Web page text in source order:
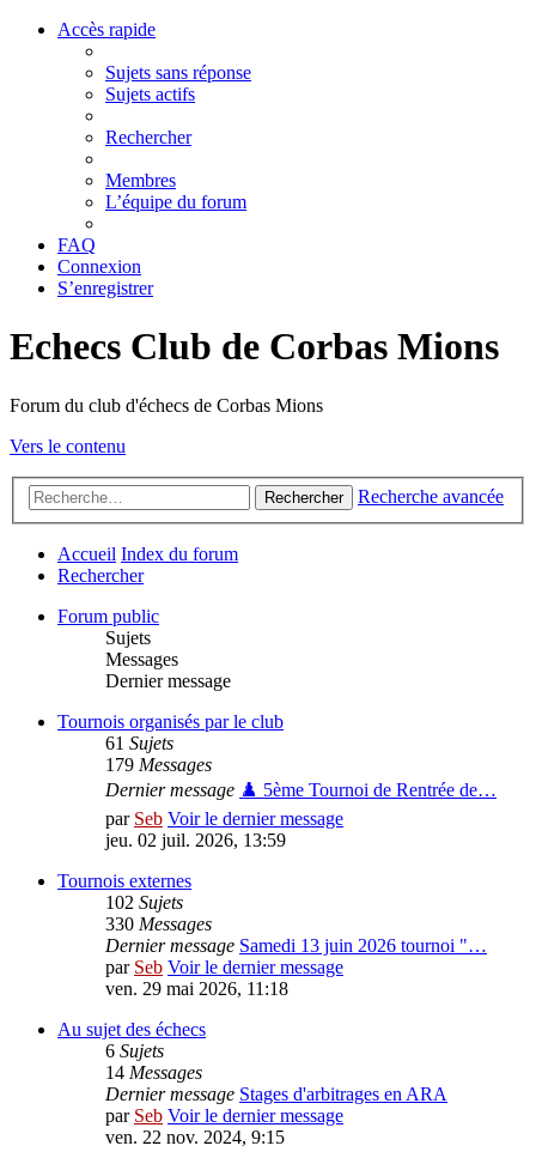
Accès rapide
Sujets sans réponse
Sujets actifs
Rechercher
Membres
L’équipe du forum
FAQ
Connexion
S’enregistrer
Echecs Club de Corbas Mions
Forum du club d'échecs de Corbas Mions
Vers le contenu
Rechercher Recherche avancée
Accueil Index du forum
Rechercher
Forum public
Sujets
Messages
Dernier message
Tournois organisés par le club
61 Sujets
179 Messages
Dernier message ♟️ 5ème Tournoi de Rentrée de…
par Seb Voir le dernier message
jeu. 02 juil. 2026, 13:59
Tournois externes
102 Sujets
330 Messages
Dernier message Samedi 13 juin 2026 tournoi "…
par Seb Voir le dernier message
ven. 29 mai 2026, 11:18
Au sujet des échecs
6 Sujets
14 Messages
Dernier message Stages d'arbitrages en ARA
par Seb Voir le dernier message
ven. 22 nov. 2024, 9:15